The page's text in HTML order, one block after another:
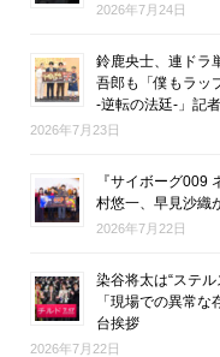
2026年7月24日
鈴鹿央士、連ドラ
吾郎も「僕もラッ
-逆転の法廷-」記
2026年7月23日
『サイボーグ009
村悠一、早見沙織
2026年7月22日
染谷将太は“ステ
「現場での異常
台挨拶
2026年7月22日